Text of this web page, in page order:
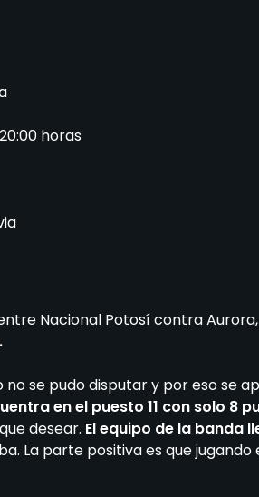
horas
Nacional Potosí contra
se pudo disputar y por eso se
en el puesto 11 con solo 8
desear. El equipo de la banda
La parte positiva es que